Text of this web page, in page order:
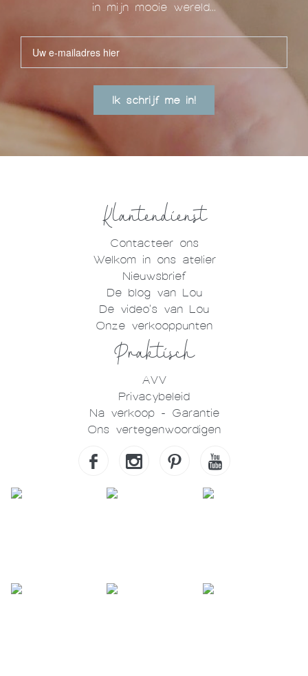
in mijn mooie wereld...
Ik schrijf me in!
Klantendienst
Contacteer ons
Welkom in ons atelier
Nieuwsbrief
De blog van Lou
De video's van Lou
Onze verkooppunten
Praktisch
AVV
Privacybeleid
Na verkoop - Garantie
Ons vertegenwoordigen